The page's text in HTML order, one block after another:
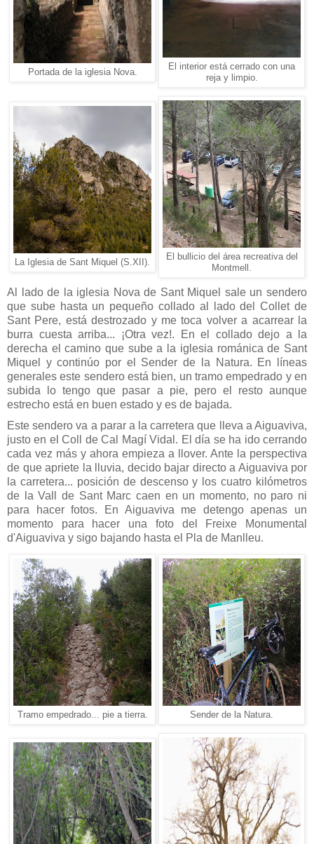
Portada de la iglesia Nova.
El interior está cerrado con una
reja y limpio.
La Iglesia de Sant Miquel (S.XII).
El bullicio del área recreativa del
Montmell.
Al lado de la iglesia Nova de Sant Miquel sale un sendero
que sube hasta un pequeño collado al lado del Collet de
Sant Pere, está destrozado y me toca volver a acarrear la
burra cuesta arriba... ¡Otra vez!. En el collado dejo a la
derecha el camino que sube a la iglesia románica de Sant
Miquel y continúo por el Sender de la Natura. En líneas
generales este sendero está bien, un tramo empedrado y en
subida lo tengo que pasar a pie, pero el resto aunque
estrecho está en buen estado y es de bajada.
Este sendero va a parar a la carretera que lleva a Aiguaviva,
justo en el Coll de Cal Magí Vidal. El día se ha ido cerrando
cada vez más y ahora empieza a llover. Ante la perspectiva
de que apriete la lluvia, decido bajar directo a Aiguaviva por
la carretera... posición de descenso y los cuatro kilómetros
de la Vall de Sant Marc caen en un momento, no paro ni
para hacer fotos. En Aiguaviva me detengo apenas un
momento para hacer una foto del Freixe Monumental
d'Aiguaviva y sigo bajando hasta el Pla de Manlleu.
Tramo empedrado... pie a tierra. Sender de la Natura.